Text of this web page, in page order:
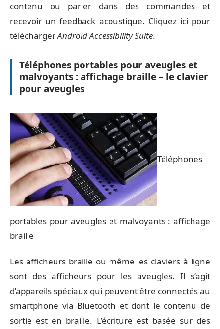
contenu ou parler dans des commandes et
recevoir un feedback acoustique. Cliquez ici pour
téléchargerAndroid Accessibility Suite.
Téléphones portables pour aveugles et
malvoyants : affichage braille – le clavier
pour aveugles
Téléphones
portables pour aveugles et malvoyants : affichage
braille
Les afficheurs braille ou même les claviers à ligne
sont des afficheurs pour les aveugles. Il s’agit
d’appareils spéciaux qui peuvent être connectés au
smartphone via Bluetooth et dont le contenu de
sortie est en braille. L’écriture est basée sur des